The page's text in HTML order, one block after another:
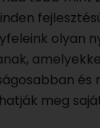
olyan
és
meg